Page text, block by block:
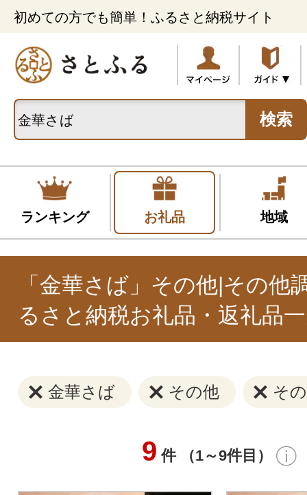
初めての方でも簡単！ふるさと納税サイト
検索
ランキング お礼品 地域
「金華さば」その他|その他
るさと納税お礼品・返礼品
金華さば その他 そ
9 件 （1～9件目）